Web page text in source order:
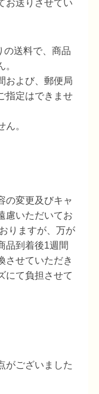
お送りさせてい
送料で、商品
および、郵便局
指定はできませ
。
の変更及びキャ
慮いただいてお
りますが、万が
品到着後1週間
させていただき
にて負担させて
がございました